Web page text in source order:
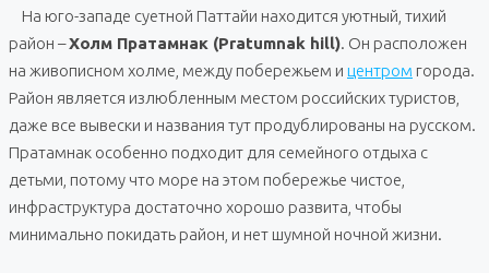
На юго-западе суетной Паттайи находится уютный, тихий
район –Холм Пратамнак (Pratumnak hill). Он расположен
на живописном холме, между побережьем и центром города.
Район является излюбленным местом российских туристов,
даже все вывески и названия тут продублированы на русском.
Пратамнак особенно подходит для семейного отдыха с
детьми, потому что море на этом побережье чистое,
инфраструктура достаточно хорошо развита, чтобы
минимально покидать район, и нет шумной ночной жизни.